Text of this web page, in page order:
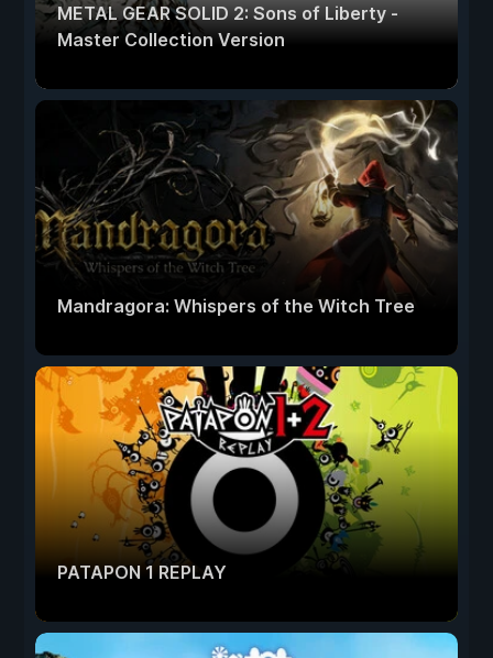
METAL GEAR SOLID 2: Sons of Liberty -
Master Collection Version
Mandragora: Whispers of the Witch Tree
PATAPON 1 REPLAY